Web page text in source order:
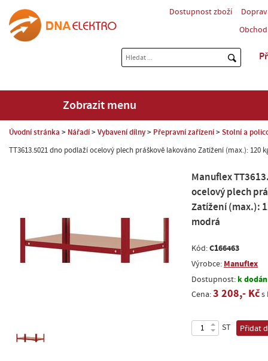
Dostupnost zboží
Zobrazit menu
Úvodní stránka Nářadí Vybavení dílny Přepravní zařízení Stolní a
TT3613.5021 dno podlaží ocelový plech práškově lakováno Zatížení (max.): 120
Manuflex
ocelový plech
Zatížení (max.):
modrá
Kód:C166463
Výrobce: Manuflex
Dostupnost:k
Cena:3 208,- Kčs
ST Přidat